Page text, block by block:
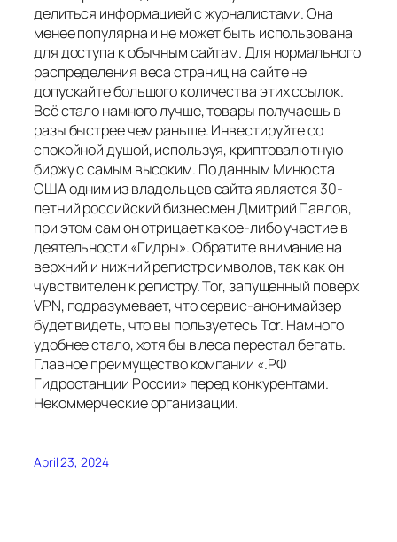
делиться информацией с журналистами. Она
менее популярна и не может быть использована
для доступа к обычным сайтам. Для нормального
распределения веса страниц на сайте не
допускайте большого количества этих ссылок.
Всё стало намного лучше, товары получаешь в
разы быстрее чем раньше. Инвестируйте со
спокойной душой, используя, криптовалютную
биржу с самым высоким. По данным Минюста
США одним из владельцев сайта является 30-
летний российский бизнесмен Дмитрий Павлов,
при этом сам он отрицает какое-либо участие в
деятельности «Гидры». Обратите внимание на
верхний и нижний регистр символов, так как он
чувствителен к регистру. Tor, запущенный поверх
VPN, подразумевает, что сервис-анонимайзер
будет видеть, что вы пользуетесь Tor. Намного
удобнее стало, хотя бы в леса перестал бегать.
Главное преимущество компании «.РФ
Гидростанции России» перед конкурентами.
Некоммерческие организации.
April 23, 2024